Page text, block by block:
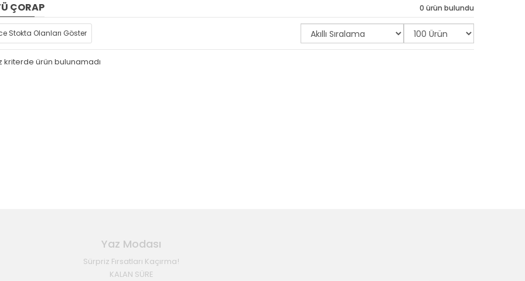
ÇORAP 0 ürün bulundu
Stokta Olanları Göster
kriterde ürün bulunamadı
Yaz Modası
Sürpriz Fırsatları Kaçırma!
KALAN SÜRE